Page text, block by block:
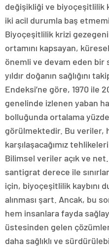
değişikliği ve biyoçeşitlilik
iki acil durumla baş
Biyoçeşitlilik krizi
ortamını kapsayan,
önemli ve devam eden bir
yıldır doğanın sağlığını
Endeksi’ne göre, 1970 ile
genelinde izlenen yaban
bolluğunda ortalama
görülmektedir. Bu veriler,
karşılaşacağımız
Bilimsel veriler açık ve
santigrat derece ile
için, biyoçeşitlilik kaybını
alınması şart. Ancak, bu
hem insanlara fayda
üstesinden gelen
daha sağlıklı ve